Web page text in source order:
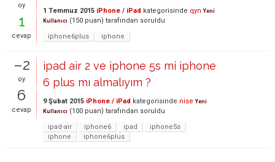
oy
1
cevap
1 Temmuz 2015 iPhone / iPad kategorisinde qyn Yeni
Kullanıcı (150 puan) tarafından soruldu
iphone6plus
iphone
–2
oy
6
cevap
ipad air 2 ve iphone 5s mi iphone
6 plus mı almalıyım ?
9 Şubat 2015 iPhone / iPad kategorisinde nise Yeni
Kullanıcı (100 puan) tarafından soruldu
ipad-air
iphone6 ipad
iphone5s
iphone
iphone6plus